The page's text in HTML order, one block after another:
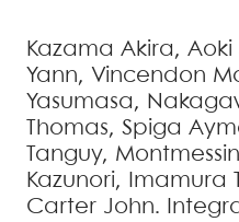
Kazama Akira, Aoki
Yann, Vincendon
Yasumasa,
Thomas, Spiga
Tanguy, Montmessin
Kazunori, Imamura
Carter John.